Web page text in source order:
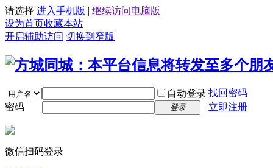
请选择 进入手机版 | 继续访问电脑版
设为首页收藏本站
开启辅助访问 切换到窄版
自动登录 找回密码
密码
登录 立即注册
微信扫码登录